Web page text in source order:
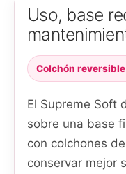
Uso, base
Colchón
El Supreme Soft
sobre una base
con colchones
conservar mejor